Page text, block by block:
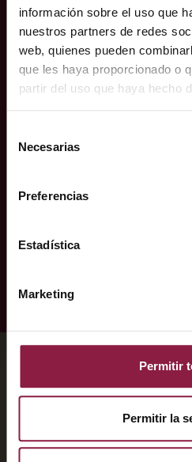
información sobre el uso que
nuestros partners de redes
web, quienes pueden
que les haya proporcionado o
partir del uso que haya hecho
Necesarias
Preferencias
Estadística
Marketing
Permitir
Permitir la
CASO PRÁCTICO
Studio de
soluciones de
El Content Studio de
dinámico gracias a las